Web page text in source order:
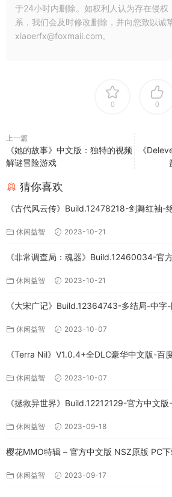
于24小时内删除。如权利人认为存在侵权
系，我们会及时修改删除，并向您致以诚
xiaoerfx@foxmail.com。
0 0
上一篇
《她的故事》中文版：独特的视频
解谜冒险游戏
《
猜你喜欢
《古代风云传》Build.12478218-剑舞红袖-
休闲益智 2023-10-21
《非常调查局：魂器》Build.12460034-官
休闲益智 2023-10-21
《大宋广记》Build.12364743-多结局-中字
休闲益智 2023-10-07
《Terra Nil》V1.0.4+全DLC豪华中文版-百
休闲益智 2023-10-07
《拯救异世界》Build.12212129-官方中文
休闲益智 2023-09-18
樱花MMO特辑 – 官方中文版 NSZ原版 PC
休闲益智 2023-09-17